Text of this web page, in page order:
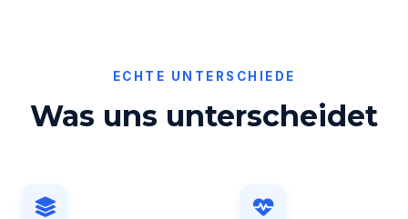
ECHTE UNTERSCHIEDE
Was uns unterscheidet